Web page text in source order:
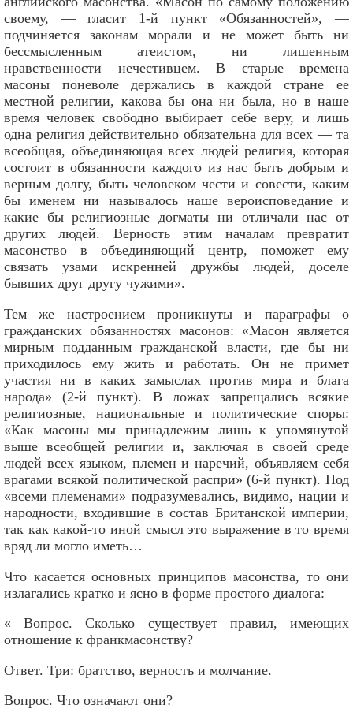
своему, — гласит 1-й пункт «Обязанностей», —
подчиняется законам морали и не может быть ни
бессмысленным атеистом, ни лишенным
нравственности нечестивцем. В старые времена
масоны поневоле держались в каждой стране ее
местной религии, какова бы она ни была, но в наше
время человек свободно выбирает себе веру, и лишь
одна религия действительно обязательна для всех — та
всеобщая, объединяющая всех людей религия, которая
состоит в обязанности каждого из нас быть добрым и
верным долгу, быть человеком чести и совести, каким
бы именем ни называлось наше вероисповедание и
какие бы религиозные догматы ни отличали нас от
других людей. Верность этим началам превратит
масонство в объединяющий центр, поможет ему
связать узами искренней дружбы людей, доселе
бывших друг другу чужими».
Тем же настроением проникнуты и параграфы о
гражданских обязанностях масонов: «Масон является
мирным подданным гражданской власти, где бы ни
приходилось ему жить и работать. Он не примет
участия ни в каких замыслах против мира и блага
народа» (2-й пункт). В ложах запрещались всякие
религиозные, национальные и политические споры:
«Как масоны мы принадлежим лишь к упомянутой
выше всеобщей религии и, заключая в своей среде
людей всех языком, племен и наречий, объявляем себя
врагами всякой политической распри» (6-й пункт). Под
«всеми племенами» подразумевались, видимо, нации и
народности, входившие в состав Британской империи,
так как какой-то иной смысл это выражение в то время
вряд ли могло иметь…
Что касается основных принципов масонства, то они
излагались кратко и ясно в форме простого диалога:
« Вопрос. Сколько существует правил, имеющих
отношение к франкмасонству?
Ответ. Три: братство, верность и молчание.
Вопрос. Что означают они?